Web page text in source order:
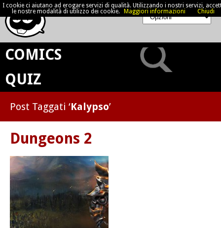
COMICS
QUIZ
Post Taggati ‘Kalypso’
Dungeons 2
I cookie ci aiutano ad erogare servizi di qualità. Utilizzando i nostri servizi,
le nostre modalità di utilizzo dei cookie.
Maggiori informazioni Chiudi